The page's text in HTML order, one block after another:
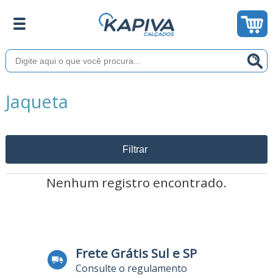
Jaqueta
Filtrar
Nenhum registro encontrado.
Frete Grátis Sul e SP
Consulte o regulamento